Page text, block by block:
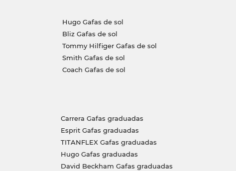
Hugo Gafas de sol
Bliz Gafas de sol
Tommy Hilfiger Gafas de sol
Smith Gafas de sol
Coach Gafas de sol
Carrera Gafas graduadas
Esprit Gafas graduadas
TITANFLEX Gafas graduadas
Hugo Gafas graduadas
David Beckham Gafas graduadas